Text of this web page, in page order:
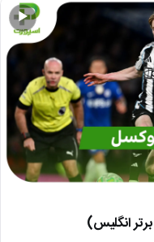
▶